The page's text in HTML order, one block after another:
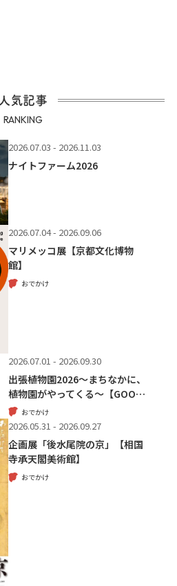
人気記事
RANKING
2026.07.03 - 2026.11.03
ナイトファーム2026
2026.07.04 - 2026.09.06
マリメッコ展【京都文化博物
館】
おでかけ
2026.07.01 - 2026.09.30
出張植物園2026～まちなかに、
植物園がやってくる～【GOO…
おでかけ
2026.05.31 - 2026.09.27
企画展「後水尾院の京」【相国
寺承天閣美術館】
おでかけ